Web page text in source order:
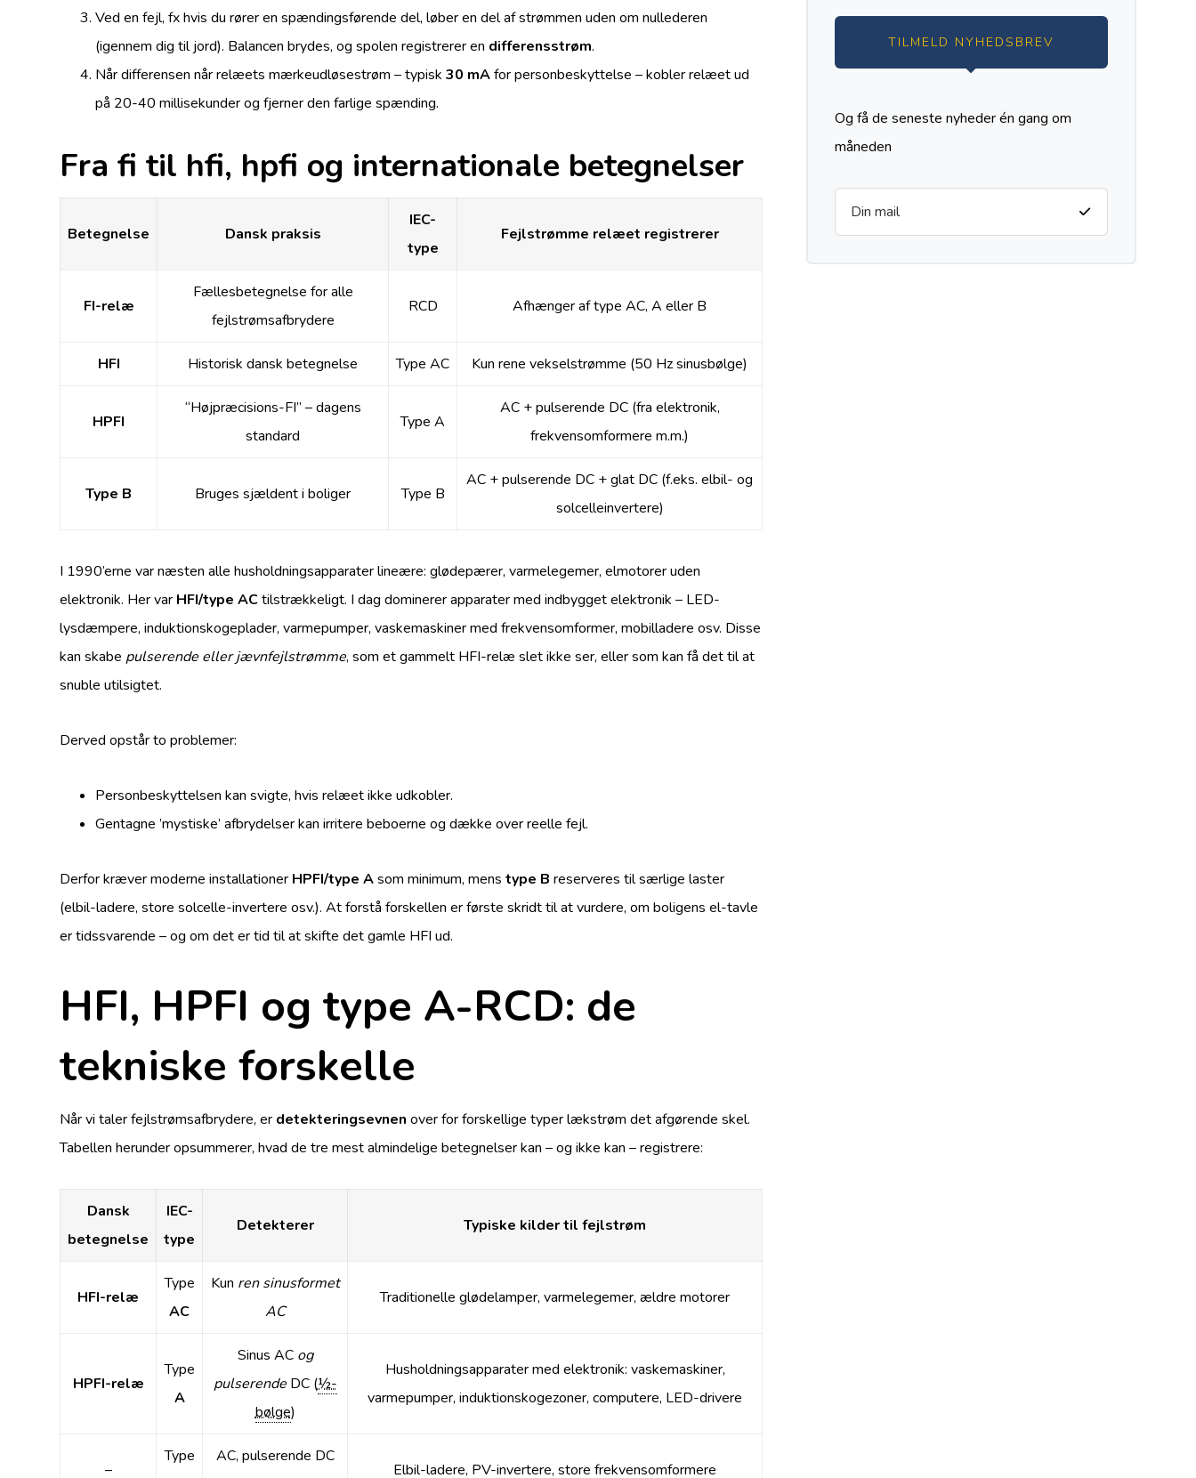
Ved en fejl, fx hvis du rører en spændingsførende del, løber en del af strømmen uden om nullederen
(igennem dig til jord). Balancen brydes, og spolen registrerer en differensstrøm.
Når differensen når relæets mærkeudløsestrøm – typisk30 mAfor personbeskyttelse – kobler relæet ud
på 20-40 millisekunder og fjerner den farlige spænding.
Fra fi til hfi, hpfi og internationale betegnelser
Betegnelse Dansk praksis
IEC-
type
Fejlstrømme relæet registrerer
FI-relæ
Fællesbetegnelse for alle
fejlstrømsafbrydere
RCD Afhænger af type AC, A eller B
HFI Historisk dansk betegnelse Type AC Kun rene vekselstrømme (50 Hz sinusbølge)
HPFI
“Højpræcisions-FI” – dagens
standard
Type A
AC + pulserende DC (fra elektronik,
frekvensomformere m.m.)
Type B Bruges sjældent i boliger Type B
AC + pulserende DC + glat DC (f.eks. elbil- og
solcelleinvertere)
I 1990’erne var næsten alle husholdningsapparater lineære: glødepærer, varmelegemer, elmotorer uden
elektronik. Her var HFI/type ACtilstrækkeligt. I dag dominerer apparater med indbygget elektronik – LED-
lysdæmpere, induktionskogeplader, varmepumper, vaskemaskiner med frekvensomformer, mobilladere osv. Disse
kan skabe pulserende eller jævnfejlstrømme, som et gammelt HFI-relæ slet ikke ser, eller som kan få det til at
snuble utilsigtet.
Derved opstår to problemer:
Personbeskyttelsen kan svigte, hvis relæet ikke udkobler.
Gentagne ’mystiske’ afbrydelser kan irritere beboerne og dække over reelle fejl.
Derfor kræver moderne installationer HPFI/type Asom minimum, menstype B reserveres til særlige laster
(elbil-ladere, store solcelle-invertere osv.). At forstå forskellen er første skridt til at vurdere, om boligens el-tavle
er tidssvarende – og om det er tid til at skifte det gamle HFI ud.
HFI, HPFI og type A-RCD: de
tekniske forskelle
Når vi taler fejlstrømsafbrydere, er detekteringsevnen over for forskellige typer lækstrøm det afgørende skel.
Tabellen herunder opsummerer, hvad de tre mest almindelige betegnelser kan – og ikke kan – registrere:
Dansk
betegnelse
IEC-
type
Detekterer Typiske kilder til fejlstrøm
HFI-relæ
Type
AC
Kun ren sinusformet
AC
Traditionelle glødelamper, varmelegemer, ældre motorer
HPFI-relæ
Type
A
Sinus AC og
pulserendeDC (½-
bølge)
Husholdningsapparater med elektronik: vaskemaskiner,
varmepumper, induktionskogezoner, computere, LED-drivere
–
Type
AC, pulserende DC
Elbil-ladere, PV-invertere, store frekvensomformere
TILMELD NYHEDSBREV
Og få de seneste nyheder én gang om
måneden